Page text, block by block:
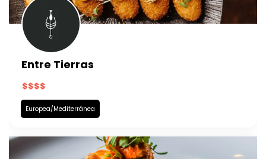
Entre Tierras
Europea/Mediterránea